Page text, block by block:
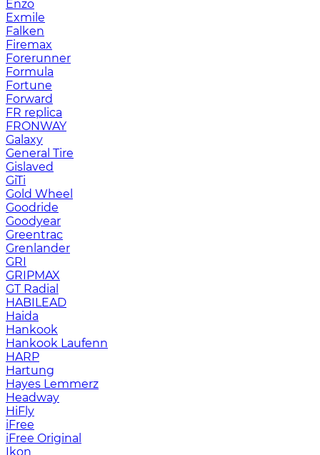
Enzo
Exmile
Falken
Firemax
Forerunner
Formula
Fortune
Forward
FR replica
FRONWAY
Galaxy
General Tire
Gislaved
GiTi
Gold Wheel
Goodride
Goodyear
Greentrac
Grenlander
GRI
GRIPMAX
GT Radial
HABILEAD
Haida
Hankook
Hankook Laufenn
HARP
Hartung
Hayes Lemmerz
Headway
HiFly
iFree
iFree Original
Ikon